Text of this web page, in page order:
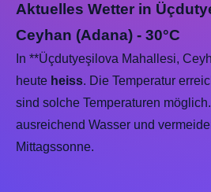
Aktuelles Wetter in
Ceyhan (Adana) - 30°C
In **Üçdutyeşilova Mahallesi,
heute heiss. Die Temperatur
sind solche Temperaturen
ausreichend Wasser und
Mittagssonne.